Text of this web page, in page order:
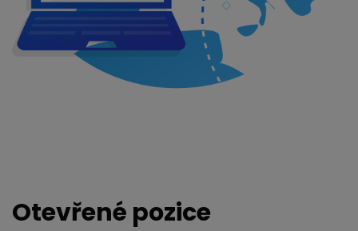
Otevřené pozice